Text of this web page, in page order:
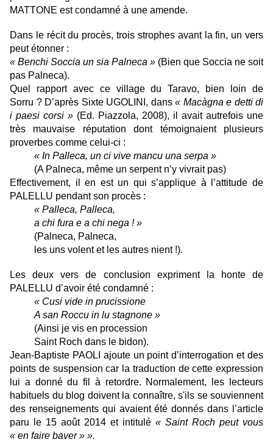
MATTONE est condamné à une amende.
Dans le récit du procès, trois strophes avant la fin, un vers
peut étonner :
« Benchi Soccia un sia Palneca » (Bien que Soccia ne soit
pas Palneca).
Quel rapport avec ce village du Taravo, bien loin de
Sorru ? D’après Sixte UGOLINI, dans « Macàgna e detti di
i paesi corsi » (Ed. Piazzola, 2008), il avait autrefois une
très mauvaise réputation dont témoignaient plusieurs
proverbes comme celui-ci :
« In Palleca, un ci vive mancu una serpa »
(A Palneca, même un serpent n’y vivrait pas)
Effectivement, il en est un qui s’applique à l’attitude de
PALELLU pendant son procès :
« Palleca, Palleca,
a chi fura e a chi nega ! »
(Palneca, Palneca,
les uns volent et les autres nient !).
Les deux vers de conclusion expriment la honte de
PALELLU d’avoir été condamné :
« Cusi vide in prucissione
A san Roccu in lu stagnone »
(Ainsi je vis en procession
Saint Roch dans le bidon).
Jean-Baptiste PAOLI ajoute un point d’interrogation et des
points de suspension car la traduction de cette expression
lui a donné du fil à retordre. Normalement, les lecteurs
habituels du blog doivent la connaître, s'ils se souviennent
des renseignements qui avaient été donnés dans l’article
paru le 15 août 2014 et intitulé « Saint Roch peut vous
« en faire baver » ».